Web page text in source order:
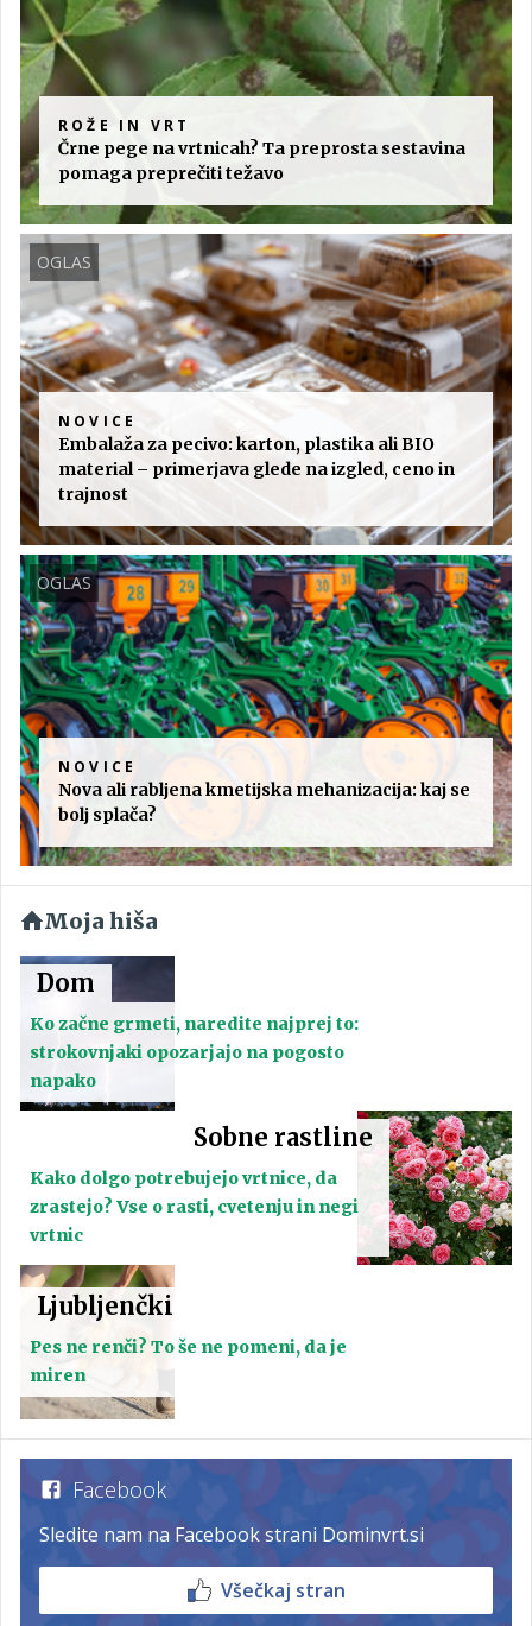
ROŽE IN VRT
Črne pege na vrtnicah? Ta preprosta sestavina
pomaga preprečiti težavo
OGLAS
NOVICE
Embalaža za pecivo: karton, plastika ali BIO
material – primerjava glede na izgled, ceno in
trajnost
OGLAS
NOVICE
Nova ali rabljena kmetijska mehanizacija: kaj se
bolj splača?
Moja hiša
Dom
Ko začne grmeti, naredite najprej to:
strokovnjaki opozarjajo na pogosto
napako
Sobne rastline
Kako dolgo potrebujejo vrtnice, da
zrastejo? Vse o rasti, cvetenju in negi
vrtnic
Ljubljenčki
Pes ne renči? To še ne pomeni, da je
miren
Facebook
Sledite nam na Facebook strani Dominvrt.si
Všečkaj stran